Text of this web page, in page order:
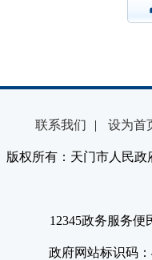
联系我们 | 设为首
版权所有：天门市人民
12345政务服务便
政府网站标识码